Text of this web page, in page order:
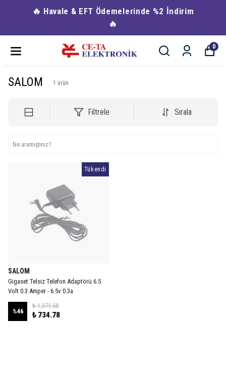
🔥 Havale & EFT Ödemelerinde %2 İndirim
🔥
0
SALOM 1 ürün
Filtrele Sırala
Tükendi
SALOM
Gigaset Telsiz Telefon Adaptörü 6.5
Volt 0.3 Amper - 6.5v 0.3a
%46
₺ 1,371.58
₺ 734.78